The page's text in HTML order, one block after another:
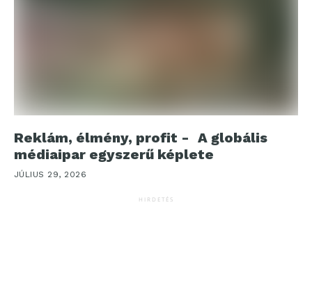
Reklám, élmény, profit - A globális
médiaipar egyszerű képlete
JÚLIUS 29, 2026
HIRDETÉS